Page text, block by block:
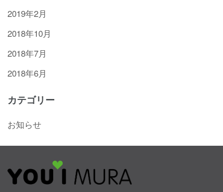
2019年2月
2018年10月
2018年7月
2018年6月
カテゴリー
お知らせ